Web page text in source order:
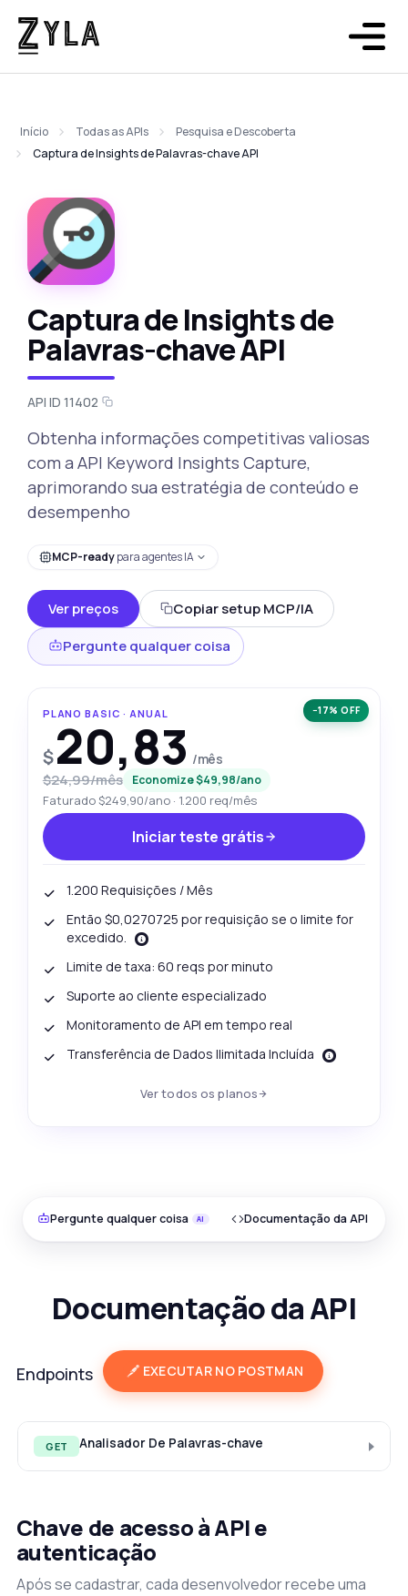
Início Todas as APIs
Pesquisa e Descoberta
Captura de Insights de Palavras-chave API
Captura de Insights de
Palavras-chave API
API ID 11402
Obtenha informações competitivas valiosas
com a API Keyword Insights Capture,
aprimorando sua estratégia de conteúdo e
desempenho
MCP-readypara agentes IA
Ver preços
Copiar setup MCP/IA
Pergunte qualquer coisa
−17% OFF
PLANO BASIC · ANUAL
$20,83 /mês
$24,99/mês Economize $49,98/ano
Faturado $249,90/ano · 1.200 req/mês
Iniciar teste grátis
1.200 Requisições / Mês
Então $0,0270725 por requisição se o limite for
excedido.
Limite de taxa: 60 reqs por minuto
Suporte ao cliente especializado
Monitoramento de API em tempo real
Transferência de Dados Ilimitada Incluída
Ver todos os planos
Pergunte qualquer coisa Documentação da API
Documentação da API
Endpoints EXECUTAR NO POSTMAN
GET Analisador De Palavras-chave
Chave de acesso à API e
autenticação
Após se cadastrar, cada desenvolvedor recebe uma